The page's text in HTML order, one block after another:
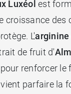
Luxéol est
croissance
L'arginine
de fruit d'
renforcer
parfaire la